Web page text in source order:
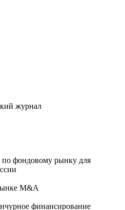
«Рынок капитала
журнал
фондовому рынку для